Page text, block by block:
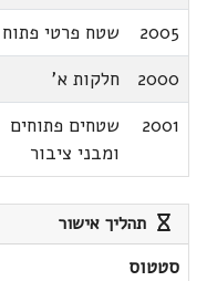
2005
שטח פרטי פתוח
2000
חלקות א'
2001
שטחים פתוחים
ומבני ציבור
תהליך אישור
סטטוס